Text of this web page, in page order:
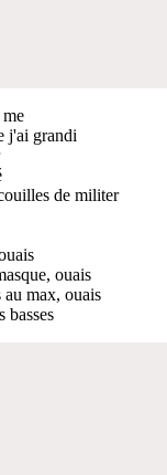
j'ai grandi
de militer
ouais
au max, ouais
basses